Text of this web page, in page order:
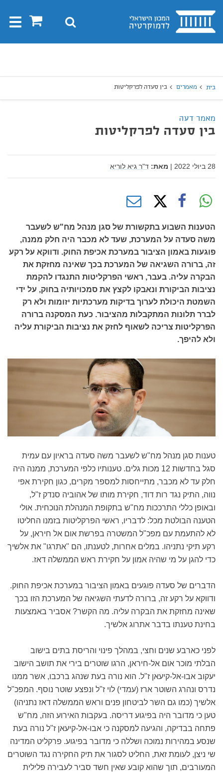
בית 0 חיפוש
בית מאמרים בין סעדה לפרקליטות
מאמר דעה
בין סעדה לפרקליטות
28 ביולי 2022 | מאת: ד"ר גיא לוריא
הטענות השבוע בתקשורת של סגן מנהל מח"ש לשעבר
משה סעדה על המערכת, שעד לא מכבר היה חלק ממנה,
פוגעות באמון הציבור במערכת אכיפת החוק. ודווקא על רקע
זה, ברורה השגיאה של המערכת בכך שאינה מחזקת את
הבקרה עליה. בעבר, ראשי הפרקליטות התנגדו להקמת
נציבות הביקורת ונאבקו לקצץ את סמכויותיה בחוק, על ידי
השמטת היכולת לערוך בדיקות מערכתיות יזומות ולא רק
לברר תלונות המתקבלות מהציבור. כעת המסקנה ברורה
הפרקליטות צריכה לשאוף לחזק את נציבות הביקורת עליה
ולא להיפך.
טענות סגן מנהל מח"ש לשעבר משה סעדה בראיון עם עמית
סגל בחדשות 12 מכות גלים. טענותיו כלפי המערכת, ממנה היה
חלק עד לא מכבר, מתייחסות למספר מקרים, כגון חקירת אפי
נווה, התיק נגד רות דוד, חקירת מותו של אהוביה סנדק ז"ל,
ובאופן כללי התרככות מח"ש בתקופת המנהלת הנוכחית. אולי
הטענה הבולטת מכל: לדבריו, ראשי הפרקליטות בזמנו החליטו
לא להתעמת עם מפכ"ל המשטרה בפרשת אום אל חיראן, על
רקע תיקי נתניהו. במלים אחרות, לטענתו, הם "אתרגו" את אלשיך
כדי להגן על מי שהיה אמון על חקירת ראש הממשלה דאז.
הדברים של סעדה פוגעים באמון הציבור במערכת אכיפת החוק.
ודווקא על רקע זה, ברורה לדעתי השגיאה של המערכת הזו בכך
שאינה מחזקת את הבקרה עליה. מה הקשר? אסביר באמצעות
בחינת טענתו בדבר אתרוג אלשיך.
לפני כארבע שנים וחצי, במהלך פינוי והריסת בתים בישוב
הבלתי מוכר אום אל-חיראן, הרגו שוטרים בירי את תושב הישוב
יעקוב אבו-אל-קיעאן ז"ל. הוא נורה בעת שנהג ברכבו, אשר ממנו
נדרס ונהרג השוטר ארז (עמדי) לוי ז"ל ונפצע שוטר נוסף. המפכ"ל
אלשיך (כמו גם השר לביטחון פנים וראש הממשלה דאז נתניהו)
טען כי מדובר היה בפיגוע דריסה. בעקבות האירוע הזה, מח"ש
פתחה בבדיקה, והגיעה למסקנה כי אבו-אל-קיעאן ז"ל נורה בעת
שנסע במהירות נמוכה ושללה כי מדובר בפיגוע. פרקליט המדינה
שי ניצן, לעומת זאת, החליט לסגור את תיק החקירה נגד השוטרים
המעורבים, תוך שהוא קובע שאין חשד סביר לעבירה פלילית